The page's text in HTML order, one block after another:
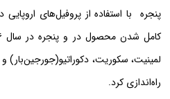
پنجره با استفاده از پروفیل‌های
لمینیت، سکوریت، دکوراتیو‌(جورجین‌بار) و
راه‌اندازی کرد.